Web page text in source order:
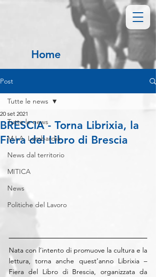
Home
Post
Tutte le news
M.I.A. Lombardia
News dal territorio
MITICA
News
Politiche del Lavoro
Tutte le news
BRESCIA - Torna Librixia, la
Fiera del Libro di Brescia
20 set 2021
Nata con l’intento di promuove la cultura e la
lettura, torna anche quest’anno Librixia –
Fiera del Libro di Brescia, organizzata da